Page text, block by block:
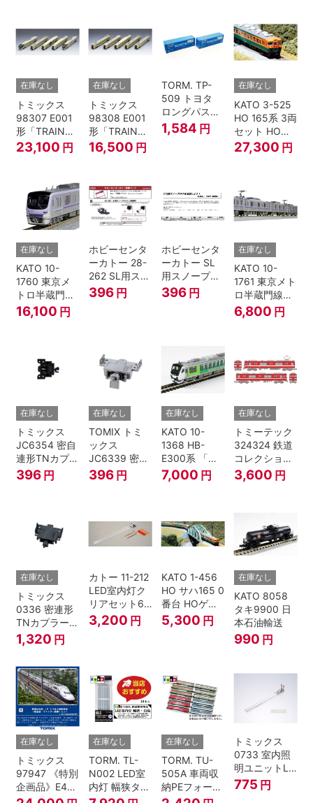
在庫なし
トミックス
98307 E001
形「TRAIN
SUITE四季
島」基本セッ
23,100 円
在庫なし
トミックス
98308 E001
形「TRAIN
SUITE四季
島」増結セッ
模型
16,500 円
TORM. TP-
509 トヨタ
ロングパスエ
クスプレス
U55A-39500
1,584 円
在庫なし
KATO 3-525
HO 165系 3両
セット HOゲ
ージ
27,300 円
在庫なし
KATO 10-
1760 東京メ
トロ半蔵門線
18000系 基本
6両セット N
16,100 円
ホビーセンタ
ーカトー 28-
262 SL用スノ
ープロウ1 前
面用 Nゲージ
396 円
ホビーセンタ
ーカトー SL
用スノープロ
ウ① 前面用
396 円
在庫なし
KATO 10-
1761 東京メト
ロ半蔵門線
18000系 増結
4両セット N
6,800 円
在庫なし
トミックス
JC6354 密自
連形TNカプラ
ーSP・黒(キ
ハ52-100用)
396 円
在庫なし
TOMIX トミ
ックス
JC6339 密連
形TNカプラー
(SP・グレ
転台側) 鉄道
模型 Nゲージ
396 円
在庫なし
KATO 10-
1368 HB-
E300系 「リ
ゾートビュー
ふるさと」 2
7,000 円
在庫なし
トミーテック
324324 鉄道
コレクション
名古屋鉄道
6000系 白帯
nゲージ
3,600 円
在庫なし
トミックス
0336 密連形
TNカプラー
(6個・SP・
黒)
1,320 円
カトー 11-212
LED室内灯ク
リアセット6
入 Nゲージ
3,200 円
KATO 1-456
HO サハ165 0
番台 HOゲー
ジ
5,300 円
在庫なし
KATO 8058
タキ9900 日
本石油輸送
990 円
在庫なし
トミックス
97947 《特別
企画品》E4系
上越新幹線 新
在庫なし
TORM. TL-
N002 LED室
内灯 幅狭タイ
プ・白色 10本
在庫なし
TORM. TU-
505A 車両収
納PEフォーム
12両用 (ライ
トミックス
0733 室内照
明ユニットLC
(白色)
775 円